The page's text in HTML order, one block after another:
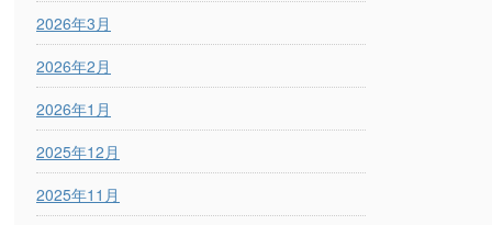
2026年3月
2026年2月
2026年1月
2025年12月
2025年11月